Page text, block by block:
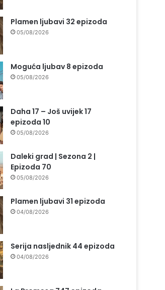
Plamen ljubavi 32 epizoda
05/08/2026
Moguća ljubav 8 epizoda
05/08/2026
Daha 17 – Još uvijek 17
epizoda 10
05/08/2026
Daleki grad | Sezona 2 |
Epizoda 70
05/08/2026
Plamen ljubavi 31 epizoda
04/08/2026
Serija nasljednik 44 epizoda
04/08/2026